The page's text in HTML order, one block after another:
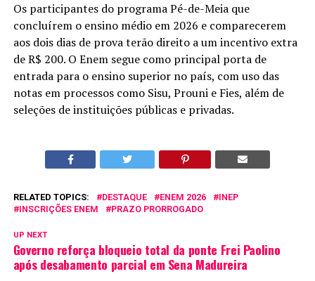
Os participantes do programa Pé-de-Meia que
concluírem o ensino médio em 2026 e comparecerem
aos dois dias de prova terão direito a um incentivo extra
de R$ 200. O Enem segue como principal porta de
entrada para o ensino superior no país, com uso das
notas em processos como Sisu, Prouni e Fies, além de
seleções de instituições públicas e privadas.
RELATED TOPICS: DESTAQUE ENEM 2026
INEP
INSCRIÇÕES ENEM
PRAZO PRORROGADO
UP NEXT
Governo reforça bloqueio total da ponte Frei Paolino
após desabamento parcial em Sena Madureira